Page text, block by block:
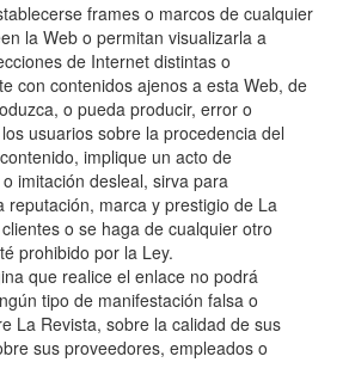
frames o marcos de cualquier
la Web o permitan visualizarla a
de Internet distintas o
con contenidos ajenos a esta Web, de
o pueda producir, error o
usuarios sobre la procedencia del
implique un acto de
imitación desleal, sirva para
reputación, marca y prestigio de La
o se haga de cualquier otro
prohibido por la Ley.
que realice el enlace no podrá
tipo de manifestación falsa o
La Revista, sobre la calidad de sus
sus proveedores, empleados o